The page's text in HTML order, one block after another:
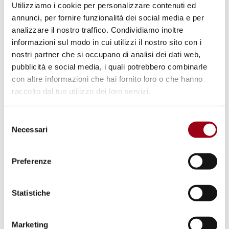
Utilizziamo i cookie per personalizzare contenuti ed
annunci, per fornire funzionalità dei social media e per
analizzare il nostro traffico. Condividiamo inoltre
informazioni sul modo in cui utilizzi il nostro sito con i
nostri partner che si occupano di analisi dei dati web,
pubblicità e social media, i quali potrebbero combinarle
con altre informazioni che hai fornito loro o che hanno
raccolto dal tuo utilizzo dei loro servizi.
delNecessari
Preferenze
Statistiche
Marketing
constatazione descrittiva, non certo un avallo
normativo. Il già citato punto 45 della
Dichiarazione, omesso nel commento della
Premier, condiziona infatti qualsiasi politica
migratoria al rispetto della Convenzione:
esattamente il vincolo sul quale il modello
Albania ha incontrato significativi ostacoli
davanti ai tribunali italiani. E il punto 40
chiarisce che sono gli Stati a chiedere alla
il pregio di fotografare con onestà le tensioni